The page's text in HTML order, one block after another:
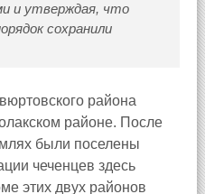
и утверждая, что
сохранили
района
районе. После
были поселены
чеченцев здесь
этих двух районов